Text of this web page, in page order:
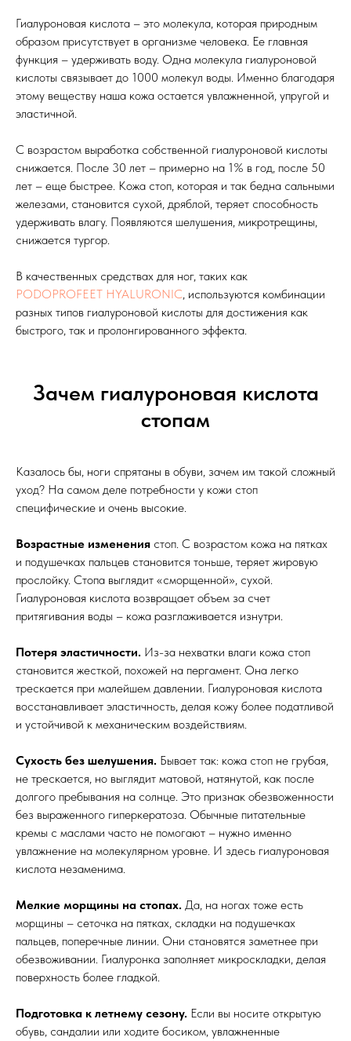
Гиалуроновая кислота – это молекула, которая природным
образом присутствует в организме человека. Ее главная
функция – удерживать воду. Одна молекула гиалуроновой
кислоты связывает до 1000 молекул воды. Именно благодаря
этому веществу наша кожа остается увлажненной, упругой и
эластичной.
С возрастом выработка собственной гиалуроновой кислоты
снижается. После 30 лет – примерно на 1% в год, после 50
лет – еще быстрее. Кожа стоп, которая и так бедна сальными
железами, становится сухой, дряблой, теряет способность
удерживать влагу. Появляются шелушения, микротрещины,
снижается тургор.
В качественных средствах для ног, таких как
PODOPROFEET HYALURONIC, используются комбинации
разных типов гиалуроновой кислоты для достижения как
быстрого, так и пролонгированного эффекта.
Зачем гиалуроновая кислота
стопам
Казалось бы, ноги спрятаны в обуви, зачем им такой сложный
уход? На самом деле потребности у кожи стоп
специфические и очень высокие.
Возрастные изменения стоп. С возрастом кожа на пятках
и подушечках пальцев становится тоньше, теряет жировую
прослойку. Стопа выглядит «сморщенной», сухой.
Гиалуроновая кислота возвращает объем за счет
притягивания воды – кожа разглаживается изнутри.
Потеря эластичности. Из-за нехватки влаги кожа стоп
становится жесткой, похожей на пергамент. Она легко
трескается при малейшем давлении. Гиалуроновая кислота
восстанавливает эластичность, делая кожу более податливой
и устойчивой к механическим воздействиям.
Сухость без шелушения. Бывает так: кожа стоп не грубая,
не трескается, но выглядит матовой, натянутой, как после
долгого пребывания на солнце. Это признак обезвоженности
без выраженного гиперкератоза. Обычные питательные
кремы с маслами часто не помогают – нужно именно
увлажнение на молекулярном уровне. И здесь гиалуроновая
кислота незаменима.
Мелкие морщины на стопах. Да, на ногах тоже есть
морщины – сеточка на пятках, складки на подушечках
пальцев, поперечные линии. Они становятся заметнее при
обезвоживании. Гиалуронка заполняет микроскладки, делая
поверхность более гладкой.
Подготовка к летнему сезону. Если вы носите открытую
обувь, сандалии или ходите босиком, увлажненные